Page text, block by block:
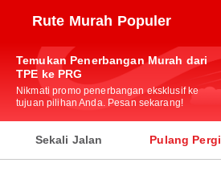
Rute Murah Populer
Temukan Penerbangan Murah dari
TPE ke PRG
Nikmati promo penerbangan eksklusif ke
tujuan pilihan Anda. Pesan sekarang!
Sekali Jalan Pulang Pergi